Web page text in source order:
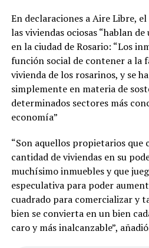
En declaraciones a Aire Libre,
las viviendas ociosas “hablan
en la ciudad de Rosario: “Los
función social de contener a la
vivienda de los rosarinos, y se
simplemente en materia de
determinados sectores más
economía”
“Son aquellos propietarios
cantidad de viviendas en su
muchísimo inmuebles y que
especulativa para poder
cuadrado para comercializar y
bien se convierta en un bien
caro y más inalcanzable”,